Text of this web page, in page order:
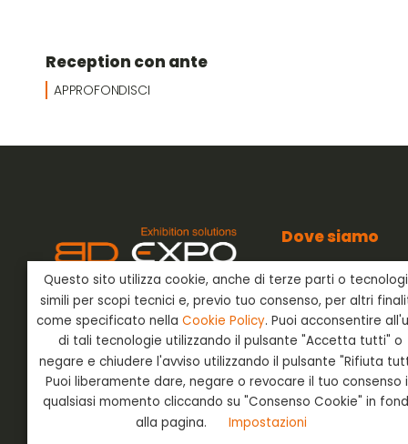
Reception con ante
APPROFONDISCI
BD Expo s.r.l.è presente nel
settore degli allestimenti
fieristici già negli anni ’80 e offre
ai suoi clienti un servizio chiavi in
mano in Italia e all’estero.
Dove siamo
BD Expo s.r.l.
Via dell’Artigianato
24042 Capriate
Bergamo - Italia
Social Login
Questo sito utilizza cookie, anche di terze parti o
simili per scopi tecnici e, previo tuo consenso, per altri
come specificato nella Cookie Policy. Puoi acconsentire
di tali tecnologie utilizzando il pulsante "Accetta tutti" o
negare e chiudere l'avviso utilizzando il pulsante "Rifiuta
Puoi liberamente dare, negare o revocare il tuo consenso
qualsiasi momento cliccando su "Consenso Cookie" in
alla pagina.
Impostazioni